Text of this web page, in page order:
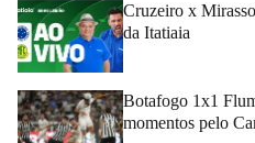
Cruzeiro x
da Itatiaia
Botafogo 1x1
momentos pelo